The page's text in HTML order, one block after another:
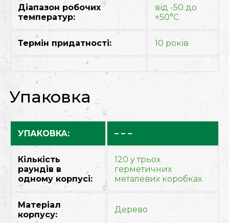
Діапазон робочих
температур:
від -50 до
+50°C
Термін придатності: 10 років
Упаковка
УПАКОВКА: – – –
Кількість
раундів в
одному корпусі:
120 у трьох
герметичних
металевих коробках
Матеріал
корпусу:
Дерево